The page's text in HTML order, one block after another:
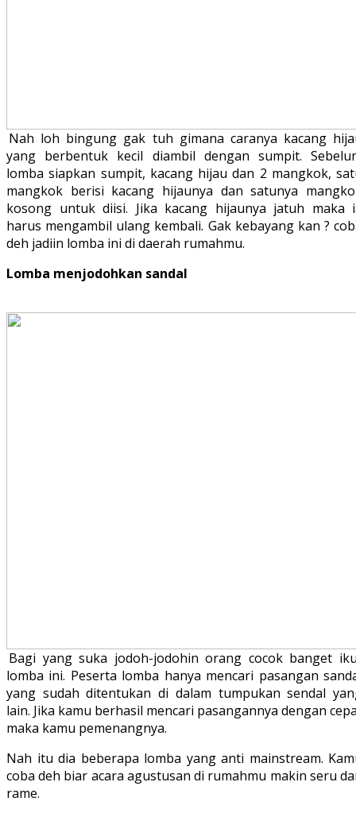
Nah loh bingung gak tuh gimana caranya kacang
yang berbentuk kecil diambil dengan sumpit.
lomba siapkan sumpit, kacang hijau dan 2 mangkok,
mangkok berisi kacang hijaunya dan satunya
kosong untuk diisi. Jika kacang hijaunya jatuh maka
harus mengambil ulang kembali. Gak kebayang kan ?
deh jadiin lomba ini di daerah rumahmu.
Lomba menjodohkan sandal
Bagi yang suka jodoh-jodohin orang cocok banget
lomba ini. Peserta lomba hanya mencari pasangan
yang sudah ditentukan di dalam tumpukan sendal
lain. Jika kamu berhasil mencari pasangannya dengan
maka kamu pemenangnya.
Nah itu dia beberapa lomba yang anti mainstream.
coba deh biar acara agustusan di rumahmu makin seru
rame.